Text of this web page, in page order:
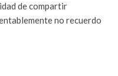
de compartir
no recuerdo